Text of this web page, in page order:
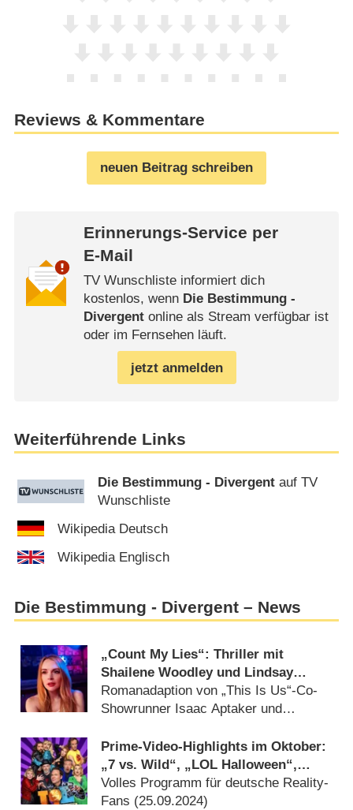
Reviews & Kommentare
neuen Beitrag schreiben
Erinnerungs-Service per
E-Mail
TV Wunschliste informiert dich
kostenlos, wenn Die Bestimmung -
Divergentonline als Stream verfügbar ist
oder im Fernsehen läuft.
jetzt anmelden
Weiterführende Links
Die Bestimmung - Divergent auf TV
Wunschliste
Wikipedia Deutsch
Wikipedia Englisch
Die Bestimmung - Divergent – News
„Count My Lies“: Thriller mit
Shailene Woodley und Lindsay
Lohan für Hulu in Arbeit
Romanadaption von „This Is Us“-Co-
Showrunner Isaac Aptaker und
Prime-Video-Highlights im Oktober:
„7 vs. Wild“, „LOL Halloween“,
„Licht aus“, „Citadel: Diana“
Volles Programm für deutsche Reality-
Fans (25.09.2024)